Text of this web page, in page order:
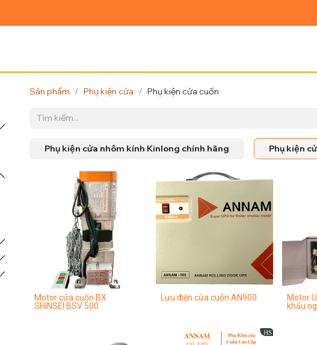
Sản phẩm Phụ kiện cửa Phụ kiện cửa cuốn
Phụ kiện cửa nhôm kính Kinlong chính hãng Phụ kiện
Motor cửa cuốn BX
SHINSEI BSV 500
Lưu điện cửa cuốn AN900
Motor
khẩu